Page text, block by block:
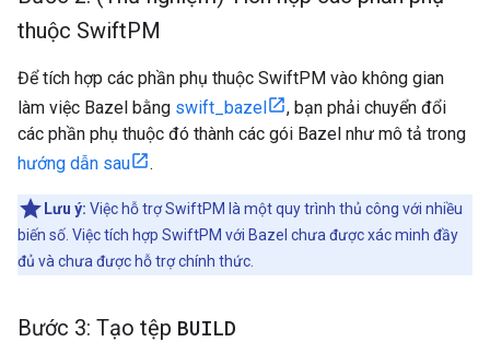
thuộc SwiftPM
Để tích hợp các phần phụ thuộc SwiftPM vào không gian
làm việc Bazel bằng swift_bazel
, bạn phải chuyển đổi
các phần phụ thuộc đó thành các gói Bazel như mô tả trong
hướng dẫn sau
.
Lưu ý: Việc hỗ trợ SwiftPM là một quy trình thủ công với nhiều
biến số. Việc tích hợp SwiftPM với Bazel chưa được xác minh đầy
đủ và chưa được hỗ trợ chính thức.
Bước 3: Tạo tệp BUILD